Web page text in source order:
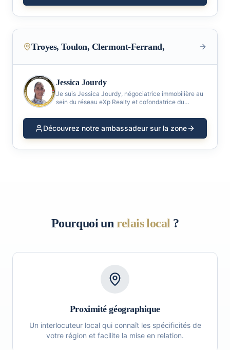
Troyes, Toulon, Clermont-Ferrand,
Jessica Jourdy
Je suis Jessica Jourdy, négociatrice immobilière au
sein du réseau eXp Realty et cofondatrice du
militaire, j’accompagne chaque projet avec rigueur,
Découvrez notre ambassadeur sur la zone
Pourquoi un relais local ?
Proximité géographique
Un interlocuteur local qui connaît les spécificités de
votre région et facilite la mise en relation.